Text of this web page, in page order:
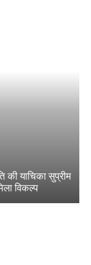
की याचिका सुप्रीम
विकल्प